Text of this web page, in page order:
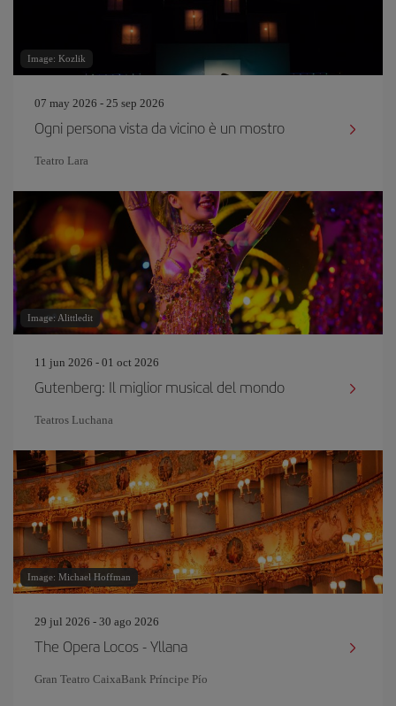
Image: Kozlik
07 may 2026 - 25 sep 2026
Ogni persona vista da vicino è un mostro
Teatro Lara
Image: Alittledit
11 jun 2026 - 01 oct 2026
Gutenberg: Il miglior musical del mondo
Teatros Luchana
Image: Michael Hoffman
29 jul 2026 - 30 ago 2026
The Opera Locos - Yllana
Gran Teatro CaixaBank Príncipe Pío